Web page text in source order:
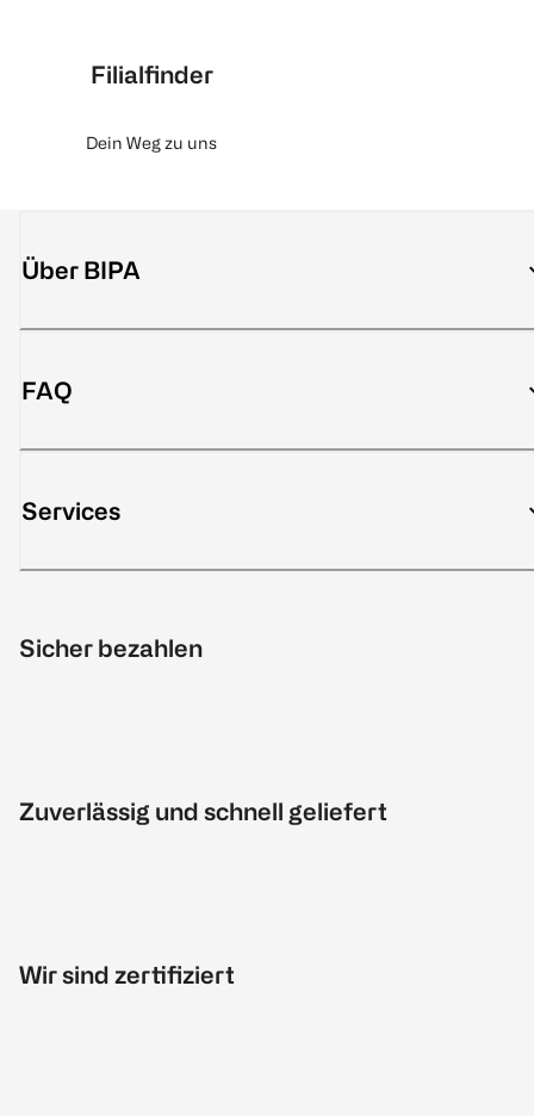
Filialfinder
Dein Weg zu uns
Über BIPA
FAQ
Services
Sicher bezahlen
Zuverlässig und schnell geliefert
Wir sind zertifiziert